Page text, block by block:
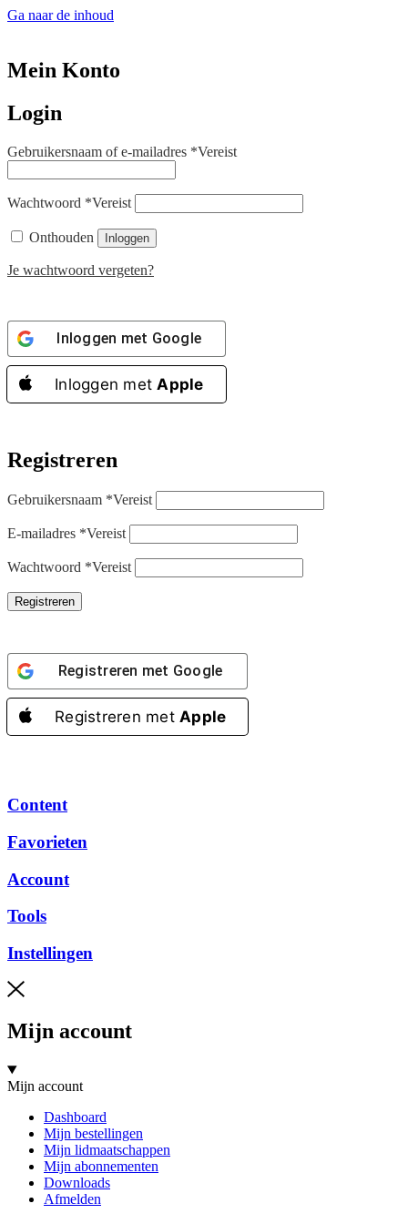
Ga naar de inhoud
Mein Konto
Login
Gebruikersnaam of e-mailadres *Vereist
Wachtwoord *Vereist
Onthouden Inloggen
Je wachtwoord vergeten?
Inloggen met Google
Inloggen metApple
Registreren
Gebruikersnaam *Vereist
E-mailadres *Vereist
Wachtwoord *Vereist
Registreren
Registreren met Google
Registreren metApple
Content
Favorieten
Account
Tools
Instellingen
Mijn account
Mijn account
Dashboard
Mijn bestellingen
Mijn lidmaatschappen
Mijn abonnementen
Downloads
Afmelden